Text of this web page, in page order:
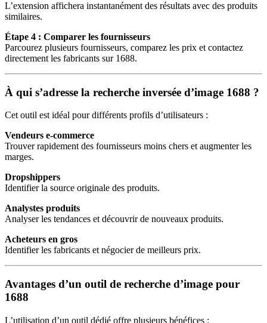
L’extension affichera instantanément des résultats avec des produits
similaires.
Étape 4 : Comparer les fournisseurs
Parcourez plusieurs fournisseurs, comparez les prix et contactez
directement les fabricants sur 1688.
À qui s’adresse la recherche inversée d’image 1688 ?
Cet outil est idéal pour différents profils d’utilisateurs :
Vendeurs e-commerce
Trouver rapidement des fournisseurs moins chers et augmenter les
marges.
Dropshippers
Identifier la source originale des produits.
Analystes produits
Analyser les tendances et découvrir de nouveaux produits.
Acheteurs en gros
Identifier les fabricants et négocier de meilleurs prix.
Avantages d’un outil de recherche d’image pour
1688
L’utilisation d’un outil dédié offre plusieurs bénéfices :